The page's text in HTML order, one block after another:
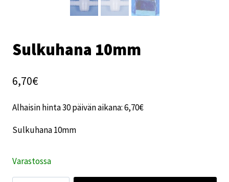
Sulkuhana 10mm
6,70€
Alhaisin hinta 30 päivän aikana:6,70€
Sulkuhana 10mm
Varastossa